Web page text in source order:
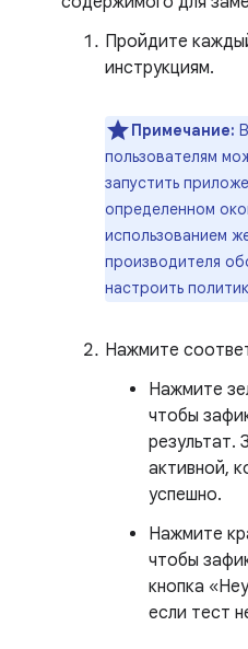
Пройдите
инструкциям.
Примечание:
пользователям
запустить
определенном
использованием
производителя
настроить
Нажмите
Нажмите
чтобы
результат.
активной,
успешно.
Нажмите
чтобы
кнопка
если тест